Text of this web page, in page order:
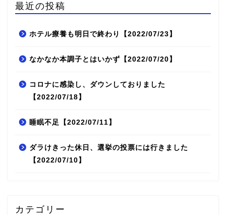
最近の投稿
ホテル療養も明日で終わり【2022/07/23】
なかなか本調子とはいかず【2022/07/20】
コロナに感染し、ダウンしておりました
【2022/07/18】
睡眠不足【2022/07/11】
ダラけきった休日、選挙の投票には行きました
【2022/07/10】
カテゴリー